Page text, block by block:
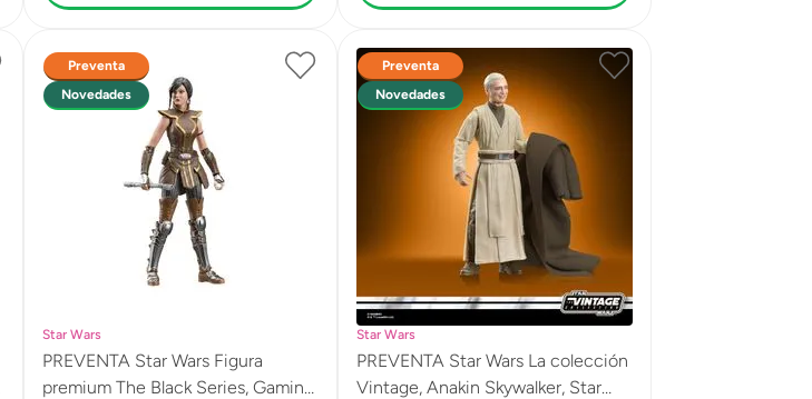
Preventa
Novedades
Star Wars
PREVENTA Star Wars Figura
premium The Black Series, Gaming
Preventa
Novedades
Star Wars
PREVENTA Star Wars La colección
Vintage, Anakin Skywalker, Star